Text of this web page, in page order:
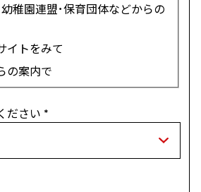
稚園連盟･保育団体などからの
イトをみて
の案内で
ださい *